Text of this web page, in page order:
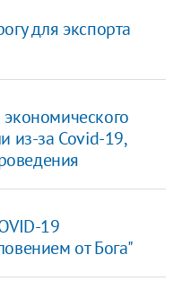
для экспорта
из-за Covid-19,
19
от Бога"